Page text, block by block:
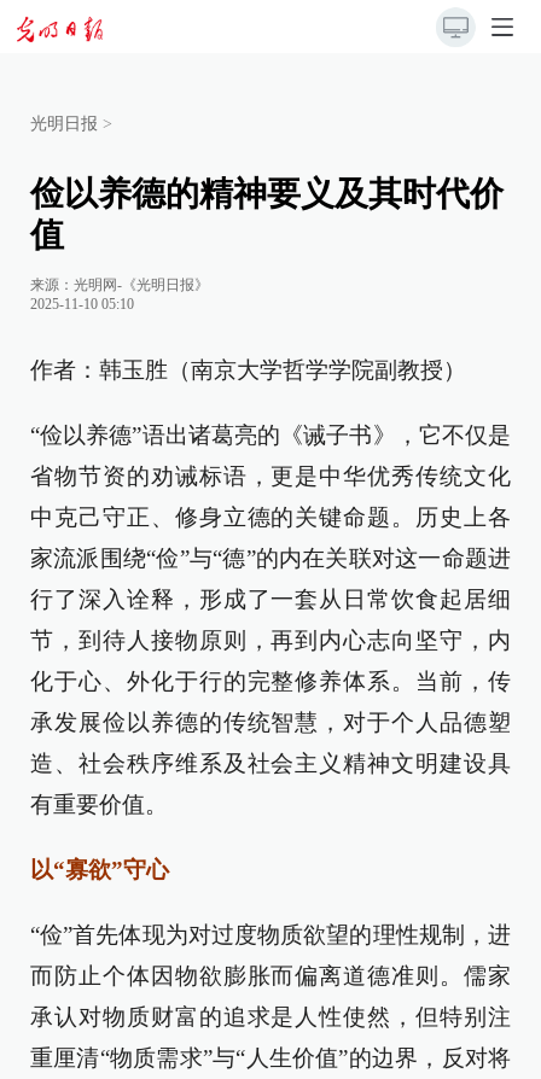
光明日报 >
俭以养德的精神要义及其时代价
值
来源： 光明网-《光明日报》
2025-11-10 05:10
作者：韩玉胜（南京大学哲学学院副教授）
“俭以养德”语出诸葛亮的《诫子书》，它不仅是
省物节资的劝诫标语，更是中华优秀传统文化
中克己守正、修身立德的关键命题。历史上各
家流派围绕“俭”与“德”的内在关联对这一命题进
行了深入诠释，形成了一套从日常饮食起居细
节，到待人接物原则，再到内心志向坚守，内
化于心、外化于行的完整修养体系。当前，传
承发展俭以养德的传统智慧，对于个人品德塑
造、社会秩序维系及社会主义精神文明建设具
有重要价值。
以“寡欲”守心
“俭”首先体现为对过度物质欲望的理性规制，进
而防止个体因物欲膨胀而偏离道德准则。儒家
承认对物质财富的追求是人性使然，但特别注
重厘清“物质需求”与“人生价值”的边界，反对将